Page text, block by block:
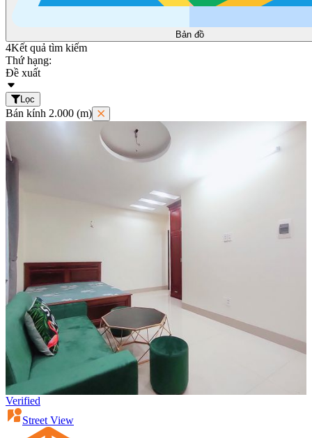
Bản đồ
4Kết quả tìm kiếm
Thứ hạng:
Đề xuất
Lọc
Bán kính 2.000 (m)
Verified
Street View